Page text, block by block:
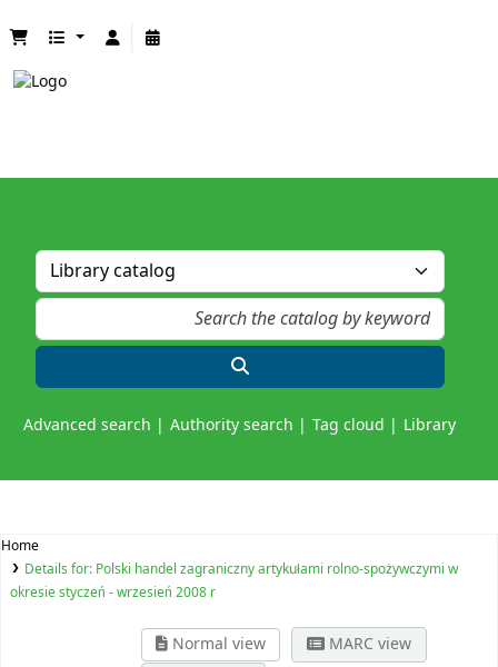
Advanced search Authority search Tag cloud Library
Home
Details for: Polski handel zagraniczny artykułami rolno-spożywczymi w
okresie styczeń - wrzesień 2008 r
Normal view
MARC view